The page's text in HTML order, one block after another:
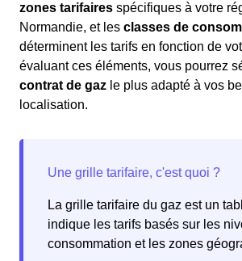
zones tarifaires spécifiques à votre
Normandie, et les classes de
déterminent les tarifs en fonction de
évaluant ces éléments, vous pourrez
contrat de gaz le plus adapté à vos
localisation.
La grille tarifaire du gaz est un
indique les tarifs basés sur les
consommation et les zones